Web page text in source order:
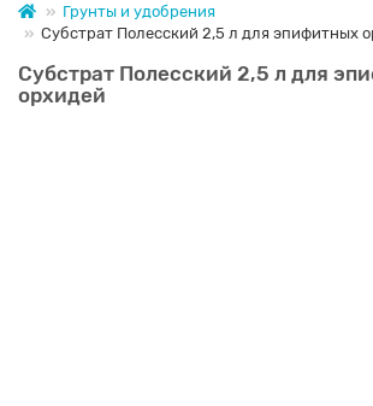
Грунты и удобрения
Субстрат Полесский 2,5 л для эпифитных
Субстрат Полесский 2,5 л для
орхидей